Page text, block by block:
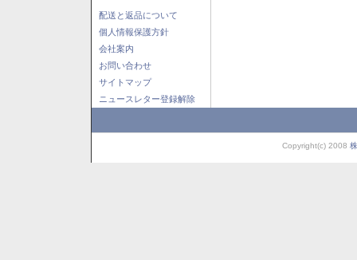
配送と返品について
個人情報保護方針
会社案内
お問い合わせ
サイトマップ
ニュースレター登録解除
Copyright(c) 2008